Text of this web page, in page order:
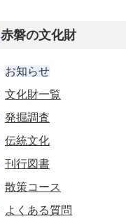
赤磐の文化財
お知らせ
文化財一覧
発掘調査
伝統文化
刊行図書
散策コース
よくある質問